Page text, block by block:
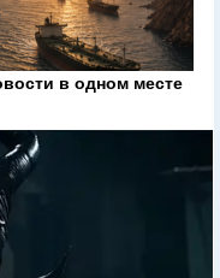
в одном месте